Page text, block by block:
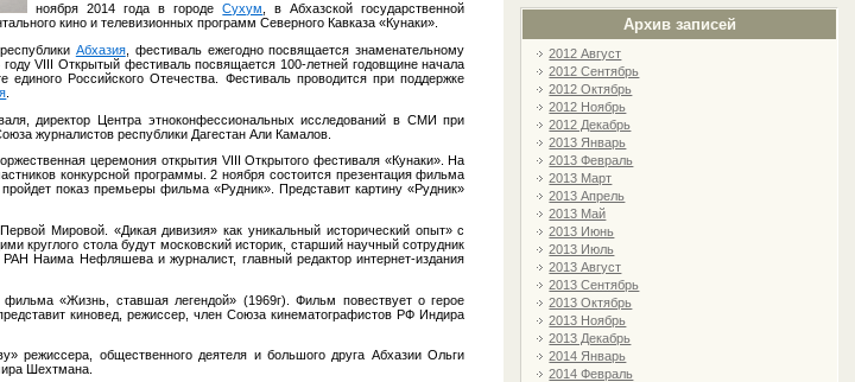
Архив записей
2012 Август
2012 Сентябрь
2012 Октябрь
2012 Ноябрь
2012 Декабрь
2013 Январь
2013 Февраль
2013 Март
2013 Апрель
2013 Май
2013 Июнь
2013 Июль
2013 Август
2013 Сентябрь
2013 Октябрь
2013 Ноябрь
2013 Декабрь
2014 Январь
2014 Февраль
ноября 2014 года в городеСухум
, в Абхазской государственной
кино и телевизионных программ Северного Кавказа «Кунаки».
Абхазия, фестиваль ежегодно посвящается знаменательному
VIII Открытый фестиваль посвящается 100-летней годовщине начала
Российского Отечества. Фестиваль проводится при поддержке
директор Центра этноконфессиональных исследований в СМИ при
журналистов республики Дагестан Али Камалов.
церемония открытия VIII Открытого фестиваля «Кунаки». На
конкурсной программы. 2 ноября состоится презентация фильма
показ премьеры фильма «Рудник». Представит картину «Рудник»
Мировой. «Дикая дивизия» как уникальный исторический опыт» с
круглого стола будут московский историк, старший научный сотрудник
Наима Нефляшева и журналист, главный редактор интернет-издания
«Жизнь, ставшая легендой» (1969г). Фильм повествует о герое
киновед, режиссер, член Союза кинематографистов РФ Индира
режиссера, общественного деятеля и большого друга Абхазии Ольги
Шехтмана.